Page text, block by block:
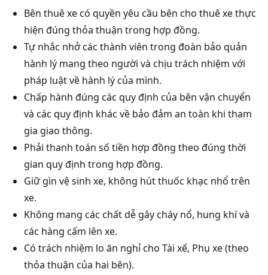
Bên thuê xe có quyền yêu cầu bên cho thuê xe thực
hiện đúng thỏa thuận trong hợp đồng.
Tự nhắc nhở các thành viên trong đoàn bảo quản
hành lý mang theo người và chịu trách nhiệm với
pháp luật về hành lý của mình.
Chấp hành đúng các quy định của bên vận chuyển
và các quy định khác về bảo đảm an toàn khi tham
gia giao thông.
Phải thanh toán số tiền hợp đồng theo đúng thời
gian quy định trong hợp đồng.
Giữ gìn vệ sinh xe, không hút thuốc khạc nhổ trên
xe.
Không mang các chất dễ gây cháy nổ, hung khí và
các hàng cấm lên xe.
Có trách nhiệm lo ăn nghỉ cho Tài xế, Phụ xe (theo
thỏa thuận của hai bên).